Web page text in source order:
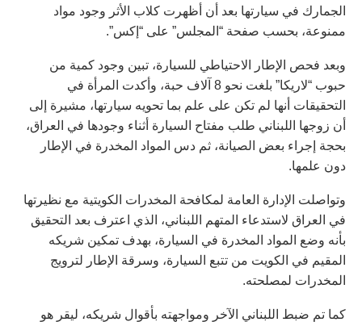
الجمارك في سيارتها بعد أن أظهرت كلاب الأثر وجود مواد
ممنوعة، بحسب صفحة “المجلس” على “إكس”.
وبعد فحص الإطار الاحتياطي للسيارة، تبين وجود كمية من
حبوب “لاريكا” بلغت نحو 8 آلاف حبة، وأكدت المرأة في
التحقيقات أنها لم تكن على علم بما تحويه سيارتها، مشيرة إلى
أن زوجها اللبناني طلب مفتاح السيارة أثناء وجودها في العراق،
بحجة إجراء بعض الصيانة، ثم دس المواد المخدرة في الإطار
دون علمها.
وتواصلت الإدارة العامة لمكافحة المخدرات الكويتية مع نظيرتها
في العراق لاستدعاء المتهم اللبناني، الذي اعترف بعد التحقيق
بأنه وضع المواد المخدرة في السيارة، بهدف تمكين شريكه
المقيم في الكويت من تتبع السيارة، وسرقة الإطار لترويج
المخدرات لمصلحته.
كما تم ضبط اللبناني الآخر ومواجهته بأقوال شريكه، ليقر هو